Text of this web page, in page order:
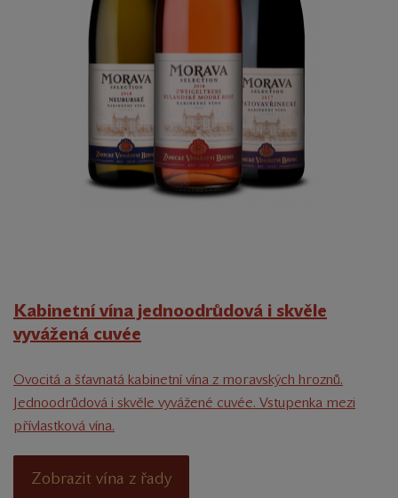
Kabinetní vína jednoodrůdová i skvěle
vyvážená cuvée
Ovocitá a šťavnatá kabinetní vína z moravských hroznů.
Jednoodrůdová i skvěle vyvážené cuvée. Vstupenka mezi
přívlastková vína.
Zobrazit vína z řady